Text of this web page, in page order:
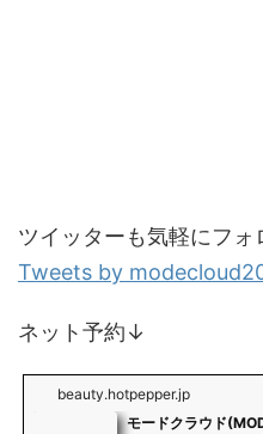
ツイッターも気軽にフ
Tweets by
ネット予約↓
beauty.hotpepper.jp
モードクラウド